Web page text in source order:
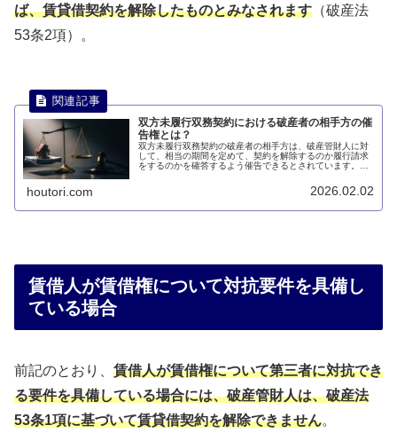
ば、賃貸借契約を解除したものとみなされます （破産法
53条2項）。
双方未履行双務契約における破産者の相手方の催
告権とは？
双方未履行双務契約の破産者の相手方は、破産管財人に対
して、相当の期間を定めて、契約を解除するのか履行請求
をするのかを確答するよう催告できるとされています。こ
houtori.com 2026.02.02
賃借人が賃借権について対抗要件を具備し
ている場合
前記のとおり、 賃借人が賃借権について第三者に対抗でき
る要件を具備している場合には、破産管財人は、破産法
53条1項に基づいて賃貸借契約を解除できません。